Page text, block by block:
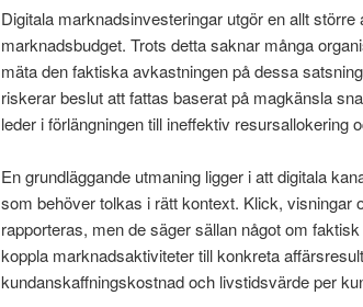
Digitala marknadsinvesteringar utgör en allt större
marknadsbudget. Trots detta saknar många
mäta den faktiska avkastningen på dessa
riskerar beslut att fattas baserat på magkänsla
leder i förlängningen till ineffektiv resursallokering
En grundläggande utmaning ligger i att digitala
som behöver tolkas i rätt kontext. Klick, visningar
rapporteras, men de säger sällan något om
koppla marknadsaktiviteter till konkreta
kundanskaffningskostnad och livstidsvärde per